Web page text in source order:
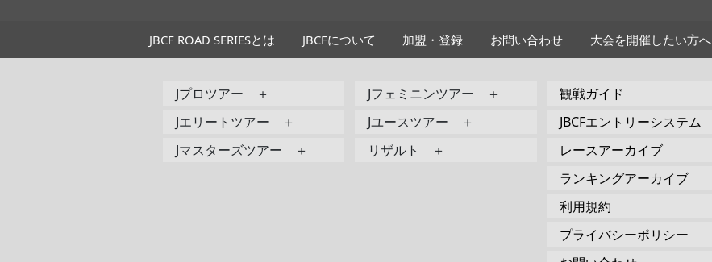
JBCF ROAD SERIESとは JBCFについて 加盟・登録 お問い合わせ 大会を開催したい方へ
Jプロツアー ＋
Jエリートツアー ＋
Jマスターズツアー ＋
Jフェミニンツアー ＋
Jユースツアー ＋
リザルト ＋
観戦ガイド
JBCFエントリーシステム
レースアーカイブ
ランキングアーカイブ
利用規約
プライバシーポリシー